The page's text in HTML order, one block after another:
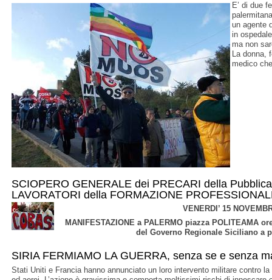
E’ di due
un agente
in
ma non
La donna,
medico
SCIOPERO GENERALE dei PRECARI della
LAVORATORI della FORMAZIONE
VENERDI’ 15
MANIFESTAZIONE a PALERMO piazza POLITEAMA
del Governo Regionale Siciliano a
SIRIA FERMIAMO LA GUERRA, senza se e senza
Stati Uniti e Francia hanno annunciato un loro intervento militare contro